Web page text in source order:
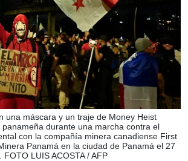
una máscara y un traje de Money Heist
durante una marcha contra el
con la compañía minera canadiense First
Panamá en la ciudad de Panamá el 27
LUIS ACOSTA / AFP